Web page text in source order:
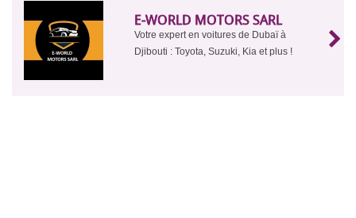
E-WORLD MOTORS SARL
Votre expert en voitures de Dubaï à
Djibouti : Toyota, Suzuki, Kia et plus !